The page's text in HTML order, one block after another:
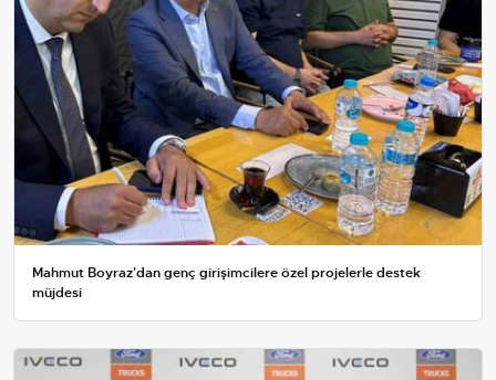
Mahmut Boyraz'dan genç girişimcilere özel projelerle destek
müjdesi